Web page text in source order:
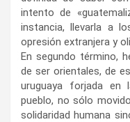
intento de
instancia, llevarla a
opresión extranjera y
En segundo término,
de ser orientales, de
uruguaya forjada en
pueblo, no sólo
solidaridad humana